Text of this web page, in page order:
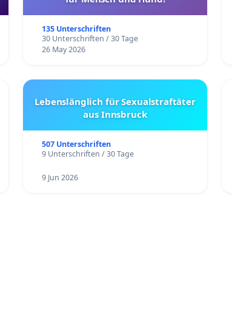
135 Unterschriften
30 Unterschriften / 30 Tage
26 May 2026
Lebenslänglich für Sexualstraftäter
aus Innsbruck
507 Unterschriften
9 Unterschriften / 30 Tage
9 Jun 2026